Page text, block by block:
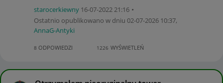
starocerkiewny ‎16-07-202221:16
Ostatnio opublikowano w dniu ‎02-07-2026 10:37,
AnnaG-Antyki
8 ODPOWIEDZI 1226 WYŚWIETLEŃ